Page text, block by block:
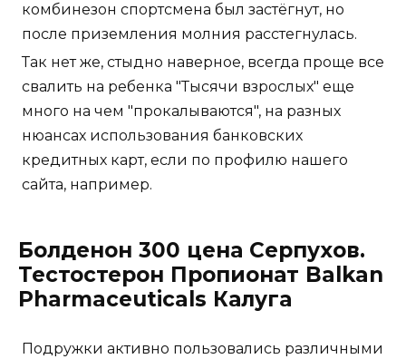
комбинезон спортсмена был застёгнут, но
после приземления молния расстегнулась.
Так нет же, стыдно наверное, всегда проще все
свалить на ребенка "Тысячи взрослых" еще
много на чем "прокалываются", на разных
нюансах использования банковских
кредитных карт, если по профилю нашего
сайта, например.
Болденон 300 цена Серпухов.
Тестостерон Пропионат Balkan
Pharmaceuticals Калуга
Подружки активно пользовались различными